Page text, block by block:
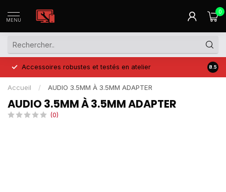
MENU
0
Accessoires robustes et testés en atelier Prix
8.5
Accueil / AUDIO 3.5MM À 3.5MM ADAPTER
AUDIO 3.5MM À 3.5MM ADAPTER
(0)